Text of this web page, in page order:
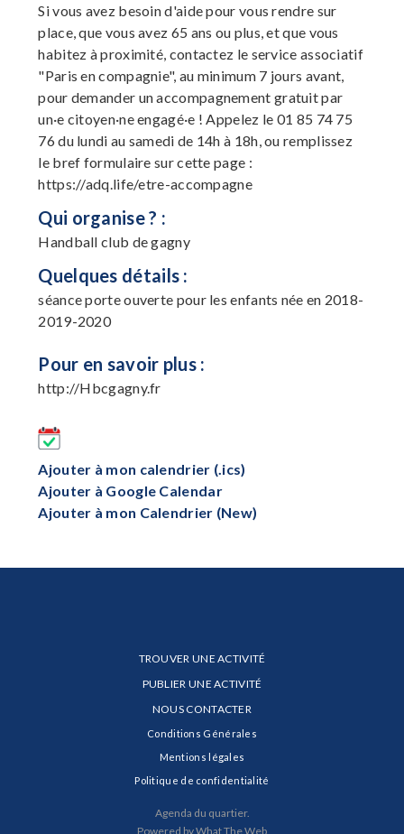
Si vous avez besoin d'aide pour vous rendre sur
place, que vous avez 65 ans ou plus, et que vous
habitez à proximité, contactez le service associatif
"Paris en compagnie", au minimum 7 jours avant,
pour demander un accompagnement gratuit par
un·e citoyen·ne engagé·e ! Appelez le 01 85 74 75
76 du lundi au samedi de 14h à 18h, ou remplissez
le bref formulaire sur cette page :
https://adq.life/etre-accompagne
Qui organise ? :
Handball club de gagny
Quelques détails :
séance porte ouverte pour les enfants née en 2018-
2019-2020
Pour en savoir plus :
http://Hbcgagny.fr
Ajouter à mon calendrier (.ics)
Ajouter à Google Calendar
Ajouter à mon Calendrier (New)
TROUVER UNE ACTIVITÉ
PUBLIER UNE ACTIVITÉ
NOUS CONTACTER
Conditions Générales
Mentions légales
Politique de confidentialité
Agenda du quartier.
Powered by What The Web